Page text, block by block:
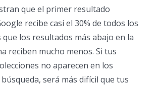
que el primer resultado
recibe casi el 30% de todos los
que los resultados más abajo en la
reciben mucho menos. Si tus
no aparecen en los
será más difícil que tus